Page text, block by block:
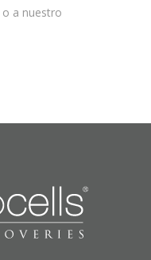
o a nuestro